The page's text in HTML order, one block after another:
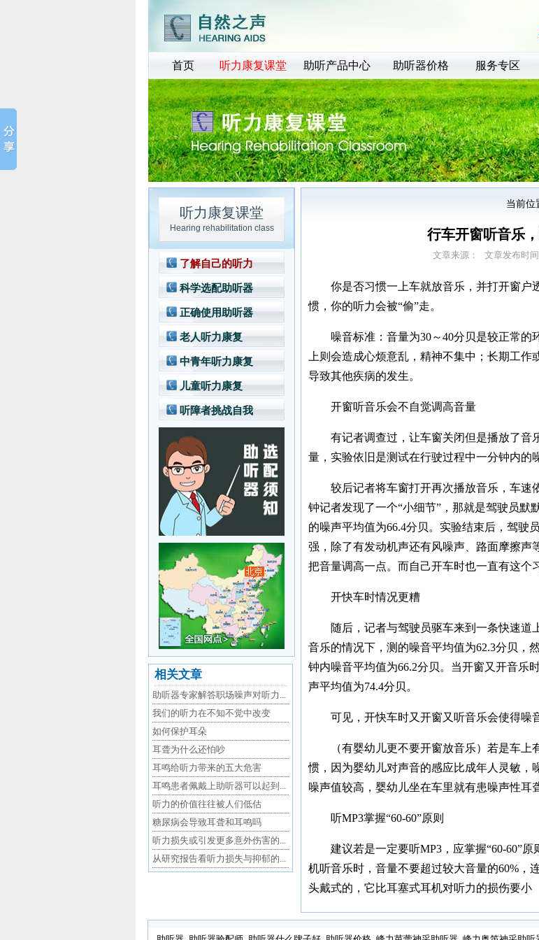
首页 听力康复课堂 助听产品中心 助听器价格 服务专区
听力康复课堂
Hearing rehabilitation class
了解自己的听力
科学选配助听器
正确使用助听器
老人听力康复
中青年听力康复
儿童听力康复
听障者挑战自我
相关文章
助听器专家解答职场噪声对听力...
我们的听力在不知不觉中改变
如何保护耳朵
耳聋为什么还怕吵
耳鸣给听力带来的五大危害
耳鸣患者佩戴上助听器可以起到...
听力的价值往往被人们低估
糖尿病会导致耳聋和耳鸣吗
听力损失或引发更多意外伤害的...
从研究报告看听力损失与抑郁的...
当前位
行车开窗听音乐
文章来源： 文章发布时
你是否习惯一上车就放音乐，并打开窗户
惯，你的听力会被“偷”走。
噪音标准：音量为30～40分贝是较正常的
上则会造成心烦意乱，精神不集中；长期工
导致其他疾病的发生。
开窗听音乐会不自觉调高音量
有记者调查过，让车窗关闭但是播放了音
量，实验依旧是测试在行驶过程中一分钟内的
较后记者将车窗打开再次播放音乐，车速
钟记者发现了一个“小细节”，那就是驾驶员
的噪声平均值为66.4分贝。实验结束后，驾驶
强，除了有发动机声还有风噪声、路面摩擦声
把音量调高一点。而自己开车时也一直有这个
开快车时情况更糟
随后，记者与驾驶员驱车来到一条快速道
音乐的情况下，测的噪音平均值为62.3分贝，
钟内噪音平均值为66.2分贝。当开窗又开音乐
声平均值为74.4分贝。
可见，开快车时又开窗又听音乐会使得噪
（有婴幼儿更不要开窗放音乐）若是车
惯，因为婴幼儿对声音的感应比成年人灵敏，
噪声值较高，婴幼儿坐在车里就有患噪声性耳
听MP3掌握“60-60”原则
建议若是一定要听MP3，应掌握“60-60”
机听音乐时，音量不要超过较大音量的60%，
头戴式的，它比耳塞式耳机对听力的损伤要小